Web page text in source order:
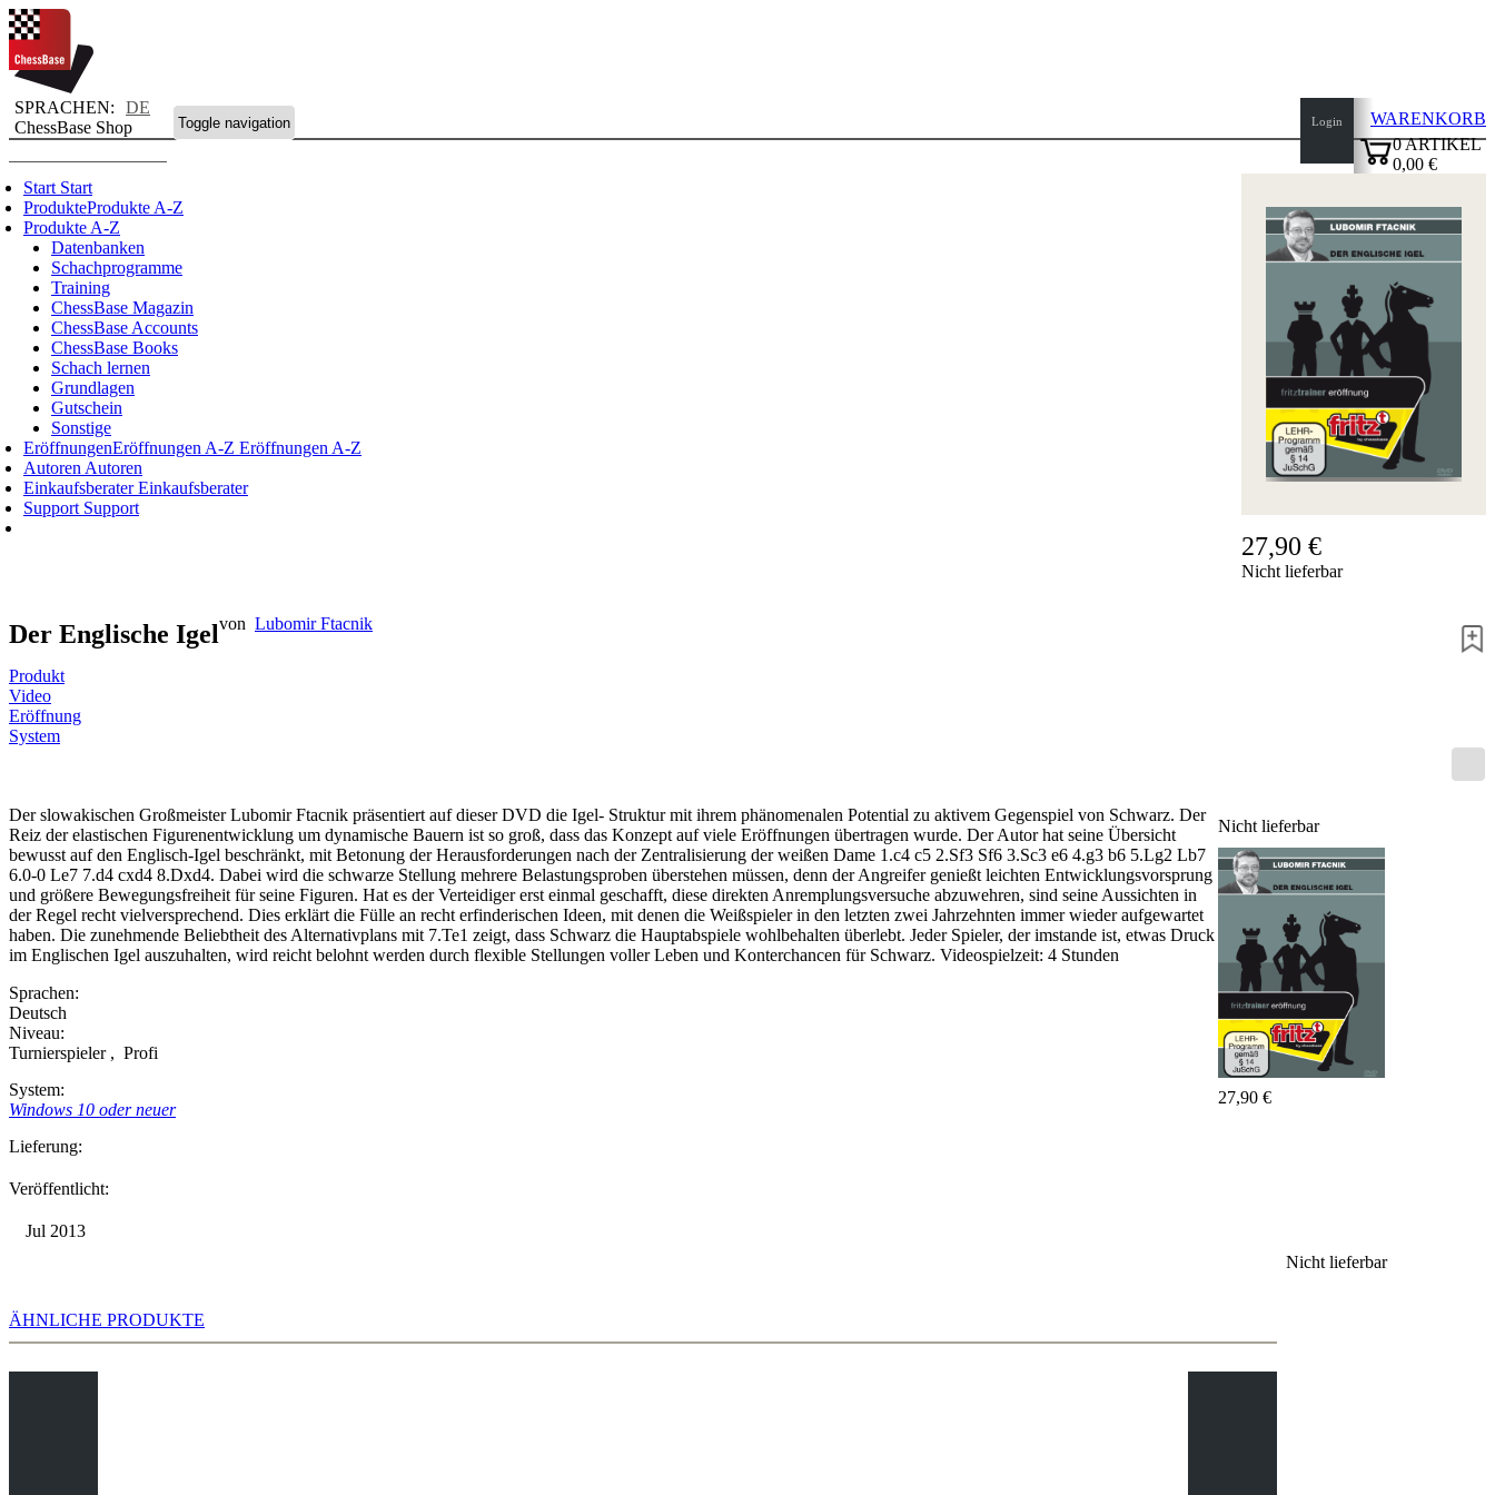
SPRACHEN:
DE
ChessBase Shop
Toggle navigation
Start Start
ProdukteProdukte A-Z
Produkte A-Z
Datenbanken
Schachprogramme
Training
ChessBase Magazin
ChessBase Accounts
ChessBase Books
Schach lernen
Grundlagen
Gutschein
Sonstige
EröffnungenEröffnungen A-Z Eröffnungen A-Z
Autoren Autoren
EinkaufsberaterEinkaufsberater
Support Support
Login
WARENKORB
0ARTIKEL
0,00 €
27,90 €
Nicht lieferbar
Der Englische Igel von Lubomir Ftacnik
Produkt
Video
Eröffnung
System
Nicht lieferbar
27,90 €
Der slowakischen Großmeister Lubomir Ftacnik präsentiert auf dieser DVD die Igel- Struktur mit ihrem phänomenalen Potential zu aktivem Gegenspiel von Schwarz. Der
Reiz der elastischen Figurenentwicklung um dynamische Bauern ist so groß, dass das Konzept auf viele Eröffnungen übertragen wurde. Der Autor hat seine Übersicht
bewusst auf den Englisch-Igel beschränkt, mit Betonung der Herausforderungen nach der Zentralisierung der weißen Dame 1.c4 c5 2.Sf3 Sf6 3.Sc3 e6 4.g3 b6 5.Lg2 Lb7
6.0-0 Le7 7.d4 cxd4 8.Dxd4. Dabei wird die schwarze Stellung mehrere Belastungsproben überstehen müssen, denn der Angreifer genießt leichten Entwicklungsvorsprung
und größere Bewegungsfreiheit für seine Figuren. Hat es der Verteidiger erst einmal geschafft, diese direkten Anremplungsversuche abzuwehren, sind seine Aussichten in
der Regel recht vielversprechend. Dies erklärt die Fülle an recht erfinderischen Ideen, mit denen die Weißspieler in den letzten zwei Jahrzehnten immer wieder aufgewartet
haben. Die zunehmende Beliebtheit des Alternativplans mit 7.Te1 zeigt, dass Schwarz die Hauptabspiele wohlbehalten überlebt. Jeder Spieler, der imstande ist, etwas Druck
im Englischen Igel auszuhalten, wird reicht belohnt werden durch flexible Stellungen voller Leben und Konterchancen für Schwarz. Videospielzeit: 4 Stunden
Sprachen:
Deutsch
Niveau:
Turnierspieler , Profi
System:
Windows 10 oder neuer
Lieferung:
Veröffentlicht:
Jul 2013
Nicht lieferbar
ÄHNLICHE PRODUKTE
Seitenanfang
Neuheiten
Autoren
Eröffnungen
Impressum
AGB
Datenschutz
über
uns
FAQ
Lizenzen
Barrierefreiheit
Cookies
Management
Hotline
Chessbase
Accounts
Pakete
Training
Eröffnung
Mittelspiel
Endspiel
Master
Class
Weltmeisterschach
Fritz&Fertig
Monographie
60
Minuten
Extra